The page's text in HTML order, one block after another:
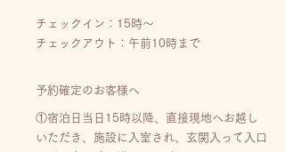
チェックイン：15時〜
​チェックアウト：午前10時まで
予約確定のお客様へ
①宿泊日当日15時以降、直接現地へお越し
いただき、施設に入室され、玄関入って入口